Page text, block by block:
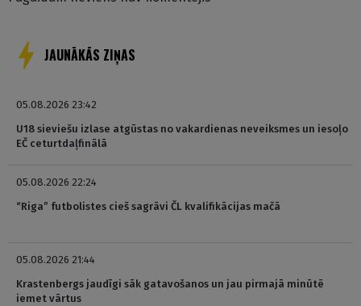
JAUNĀKĀS ZIŅAS
05.08.2026 23:42
U18 sieviešu izlase atgūstas no vakardienas neveiksmes un iesoļo
EČ ceturtdaļfinālā
05.08.2026 22:24
“Riga” futbolistes cieš sagrāvi ČL kvalifikācijas mačā
05.08.2026 21:44
Krastenbergs jaudīgi sāk gatavošanos un jau pirmajā minūtē
iemet vārtus